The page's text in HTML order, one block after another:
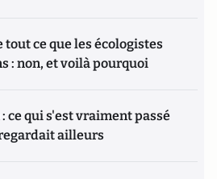
tout ce que les écologistes
: non, et voilà pourquoi
ce qui s'est vraiment passé
ailleurs